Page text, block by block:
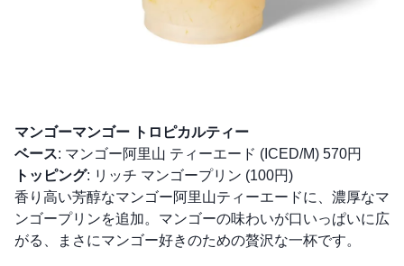
マンゴーマンゴー トロピカルティー
ベース: マンゴー阿里山 ティーエード (ICED/M) 570円
トッピング: リッチ マンゴープリン (100円)
香り高い芳醇なマンゴー阿里山ティーエードに、濃厚なマ
ンゴープリンを追加。マンゴーの味わいが口いっぱいに広
がる、まさにマンゴー好きのための贅沢な一杯です。